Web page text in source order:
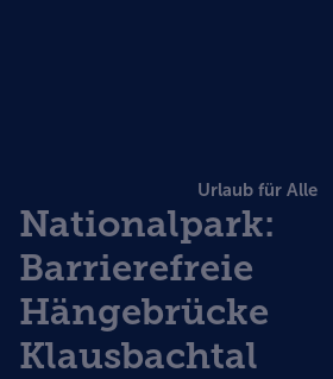
Urlaub für Alle
Nationalpark:
Barrierefreie
Hängebrücke
Klausbachtal